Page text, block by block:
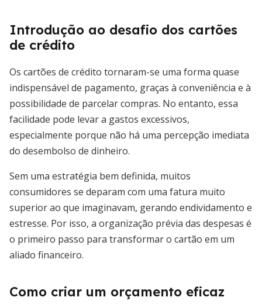
Introdução ao desafio dos cartões
de crédito
Os cartões de crédito tornaram-se uma forma quase
indispensável de pagamento, graças à conveniência e à
possibilidade de parcelar compras. No entanto, essa
facilidade pode levar a gastos excessivos,
especialmente porque não há uma percepção imediata
do desembolso de dinheiro.
Sem uma estratégia bem definida, muitos
consumidores se deparam com uma fatura muito
superior ao que imaginavam, gerando endividamento e
estresse. Por isso, a organização prévia das despesas é
o primeiro passo para transformar o cartão em um
aliado financeiro.
Como criar um orçamento eficaz